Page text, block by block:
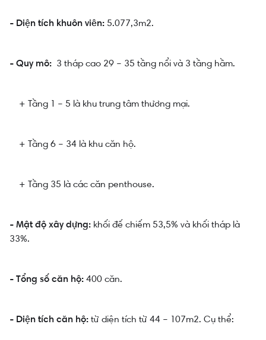
- Diện tích khuôn viên: 5.077,3m2.
- Quy mô: 3 tháp cao 29 – 35 tầng nổi và 3 tầng hầm.
+ Tầng 1 – 5 là khu trung tâm thương mại.
+ Tầng 6 – 34 là khu căn hộ.
+ Tầng 35 là các căn penthouse.
- Mật độ xây dựng: khối đế chiếm 53,5% và khối tháp là
33%.
- Tổng số căn hộ: 400 căn.
- Diện tích căn hộ: từ diện tích từ 44 – 107m2. Cụ thể: